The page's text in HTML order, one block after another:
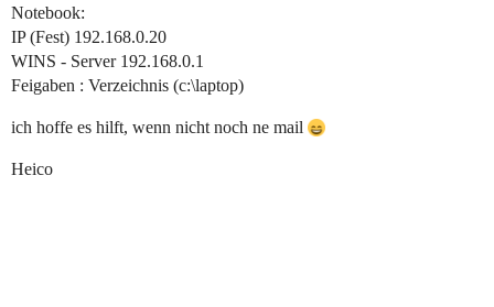
Notebook:
IP (Fest) 192.168.0.20
WINS - Server 192.168.0.1
Feigaben : Verzeichnis (c:\laptop)
ich hoffe es hilft, wenn nicht noch ne mail
Heico